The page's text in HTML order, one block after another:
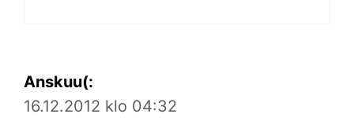
Anskuu(:
16.12.2012 klo 04:32